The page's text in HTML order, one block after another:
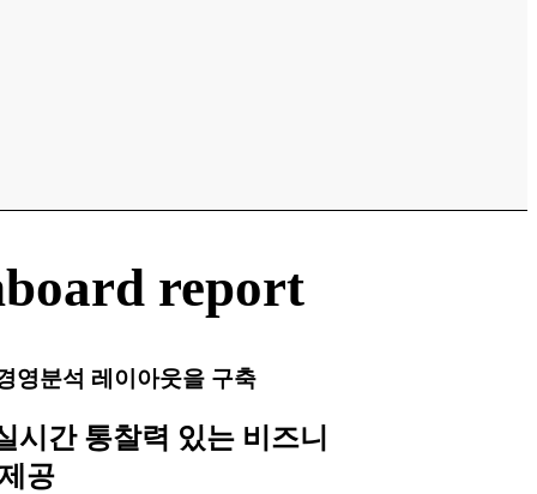
report
영분석 레이아웃을 구축
시간 통찰력 있는 비즈니
공